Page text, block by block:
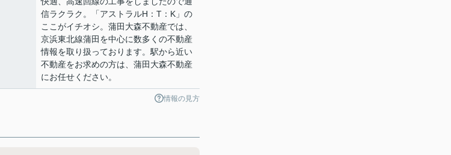
信ラクラク。「アストラルH：T：K」の
ここがイチオシ。蒲田大森不動産では、
京浜東北線蒲田を中心に数多くの不動産
情報を取り扱っております。駅から近い
不動産をお求めの方は、蒲田大森不動産
にお任せください。
情報の見方